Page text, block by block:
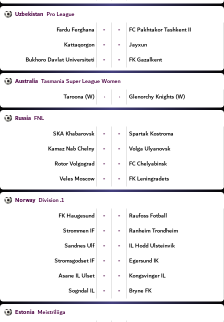
Uzbekistan Pro League
Fardu Ferghana
- -
FC Pakhtakor Tashkent II
Kattaqorgon
- -
Jayxun
Bukhoro Davlat Universiteti
- - FK Gazalkent
Australia Tasmania Super League Women
Taroona (W)
۰ ۰ Glenorchy Knights (W)
Russia FNL
SKA Khabarovsk
- -
Spartak Kostroma
Kamaz Nab Chelny
- -
Volga Ulyanovsk
Rotor Volgograd
- -
FC Chelyabinsk
Veles Moscow
- - FK Leningradets
Norway
1. Division
FK Haugesund
- -
Raufoss Fotball
Strommen IF
- -
Ranheim Trondheim
Sandnes Ulf
- -
IL Hodd Ulsteinvik
Stromsgodset IF
- -
Egersund IK
Asane IL Ulset
- -
Kongsvinger IL
Sogndal IL
- - Bryne FK
Estonia Meistriliiga